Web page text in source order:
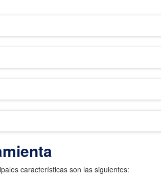
características son las siguientes: